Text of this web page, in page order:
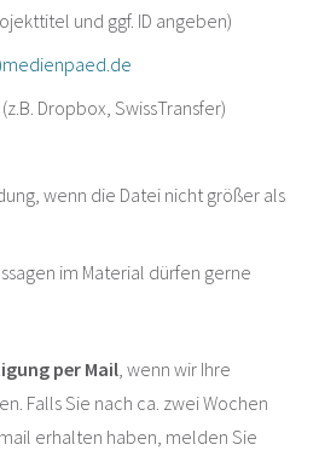
und ggf. ID angeben)
Dropbox, SwissTransfer)
wenn die Datei nicht größer als
im Material dürfen gerne
per Mail, wenn wir Ihre
Falls Sie nach ca. zwei Wochen
erhalten haben, melden Sie